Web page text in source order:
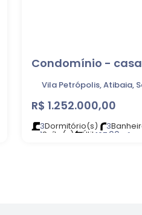
Condomínio - casa
R$ 1.252.000,00
Vila Petrópolis, Atibaia,
3Dormitório(s) 3
1Suíte(s) Útil: 167.00 m²